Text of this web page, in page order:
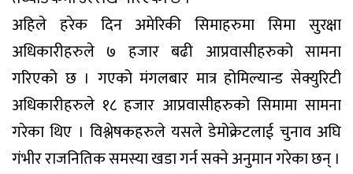
अहिले हरेक दिन अमेरिकी सिमाहरुमा सिमा सुरक्षा
अधिकारीहरुले ७ हजार बढी आप्रवासीहरुको सामना
गरिएको छ । गएको मंगलबार मात्र होमिल्यान्ड सेक्युरिटी
अधिकारीहरुले १८ हजार आप्रवासीहरुको सिमामा सामना
गरेका थिए । विश्लेषकहरुले यसले डेमोक्रेटलाई चुनाव अघि
गंभीर राजनितिक समस्या खडा गर्न सक्ने अनुमान गरेका छन् ।